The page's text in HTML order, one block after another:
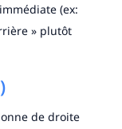
(ex:
» plutôt
de droite